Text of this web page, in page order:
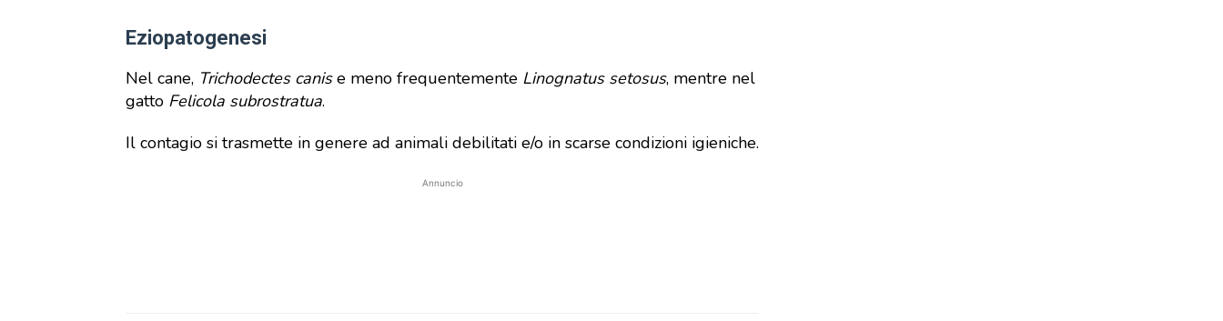
Eziopatogenesi
Nel cane, Trichodectes canise meno frequentemente Linognatus setosus, mentre nel
gatto Felicola subrostratua.
Il contagio si trasmette in genere ad animali debilitati e/o in scarse condizioni igieniche.
Annuncio